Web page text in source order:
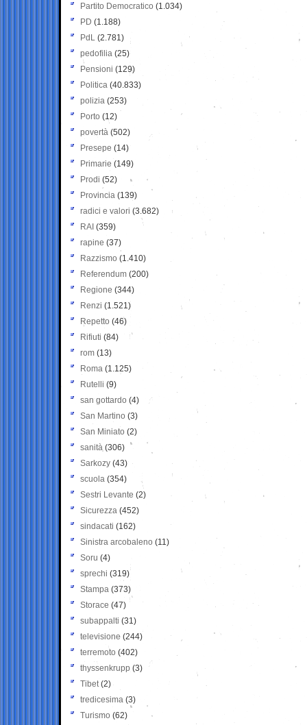
Partito Democratico (1.034)
PD (1.188)
PdL (2.781)
pedofilia (25)
Pensioni (129)
Politica (40.833)
polizia (253)
Porto (12)
povertà (502)
Presepe (14)
Primarie (149)
Prodi (52)
Provincia (139)
radici e valori (3.682)
RAI (359)
rapine (37)
Razzismo (1.410)
Referendum (200)
Regione (344)
Renzi (1.521)
Repetto (46)
Rifiuti (84)
rom (13)
Roma (1.125)
Rutelli (9)
san gottardo (4)
San Martino (3)
San Miniato (2)
sanità (306)
Sarkozy (43)
scuola (354)
Sestri Levante (2)
Sicurezza (452)
sindacati (162)
Sinistra arcobaleno (11)
Soru (4)
sprechi (319)
Stampa (373)
Storace (47)
subappalti (31)
televisione(244)
terremoto (402)
thyssenkrupp (3)
Tibet(2)
tredicesima (3)
Turismo (62)